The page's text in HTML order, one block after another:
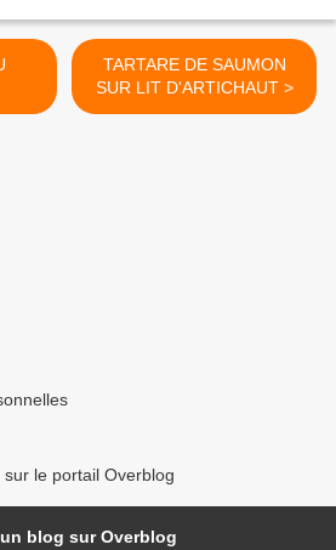
TARTARE DE SAUMON
SUR LIT D'ARTICHAUT >
le portail Overblog
blog sur Overblog